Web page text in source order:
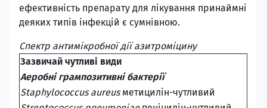
ефективність препарату для лікування принаймні
деяких типів інфекцій є сумнівною.
Спектр антимікробної дії азитроміцину
Зазвичай чутливі види
Аеробні грампозитивні бактерії
Staphylococcus aureusметицилін-чутливий